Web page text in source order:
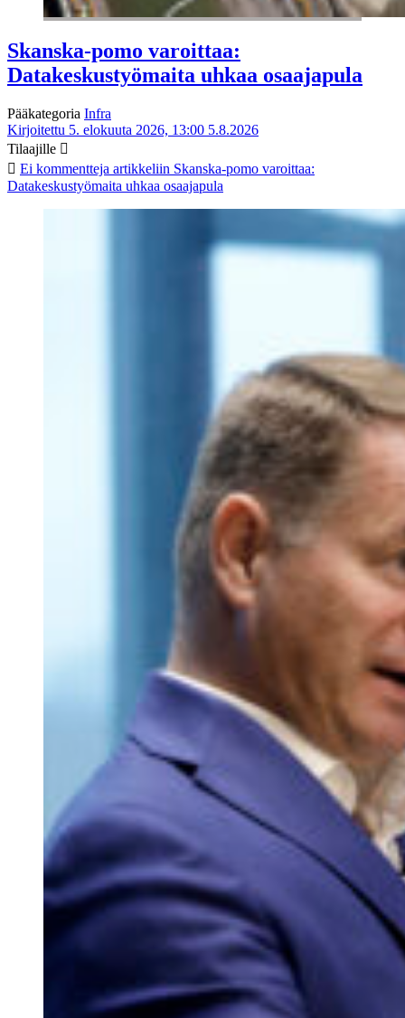
Skanska-pomo varoittaa:
Datakeskustyömaita uhkaa osaajapula
Pääkategoria Infra
Kirjoitettu 5. elokuuta 2026, 13:00 5.8.2026
Tilaajille
Ei kommentteja artikkeliin Skanska-pomo varoittaa:
Datakeskustyömaita uhkaa osaajapula